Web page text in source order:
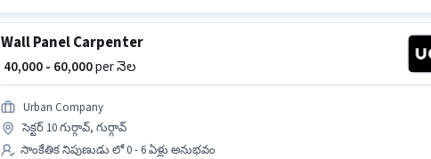
Wall Panel Carpenter
₹ 40,000 - 60,000per నెల
Urban Company
సెక్టర్ 10 గుర్గావ్, గుర్గావ్
సాంకేతిక నిపుణుడు లో 0 - 6 ఏళ్లు అనుభవం